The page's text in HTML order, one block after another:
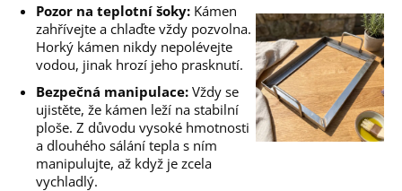
Pozor na teplotní šoky: Kámen
zahřívejte a chlaďte vždy pozvolna.
Horký kámen nikdy nepolévejte
vodou, jinak hrozí jeho prasknutí.
Bezpečná manipulace: Vždy se
ujistěte, že kámen leží na stabilní
ploše. Z důvodu vysoké hmotnosti
a dlouhého sálání tepla s ním
manipulujte, až když je zcela
vychladlý.